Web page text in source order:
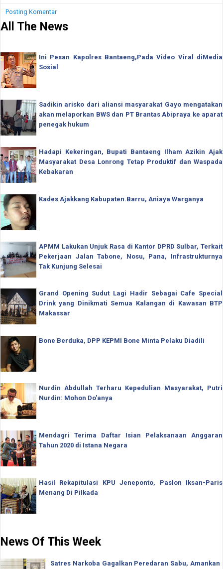
Posting Komentar
All The News
Ini Pesan Kapolres Bantaeng,Pada Video Viral diMedia
Sosial
Sadikin arisko dari aliansi masyarakat Gayo mengatakan
akan melaporkan BWS dan PT Brantas Abipraya ke aparat
penegak hukum
Hadapi Kekeringan, Bupati Bantaeng Ilham Azikin Ajak
Masyarakat Desa Lonrong Tetap Produktif dan Waspada
Kebakaran
Kades Ajakkang Kabupaten.Barru, Aniaya Warganya
APMM Lakukan Unjuk Rasa di Kantor DPRD Sulbar, Terkait
Pekerjaan Jalan Tabone, Nosu, Pana, Infrastrukturnya
Tak Kunjung Selesai
Grand Opening Sudut Lagi Hadir Sebagai Cafe Special
Drink yang Dinikmati Semua Kalangan di Kawasan BTP
Makassar
Bone Berduka, DPP KEPMI Bone Minta Pelaku Diadili
Nurdin Abdullah Terharu Kepedulian Masyarakat, Putri
Nurdin: Mohon Do'anya
Mendagri Terima Daftar Isian Pelaksanaan Anggaran
Tahun 2020 di Istana Negara
Hasil Rekapitulasi KPU Jeneponto, Paslon Iksan-Paris
Menang Di Pilkada
News Of This Week
Satres Narkoba Gagalkan Peredaran Sabu, Amankan